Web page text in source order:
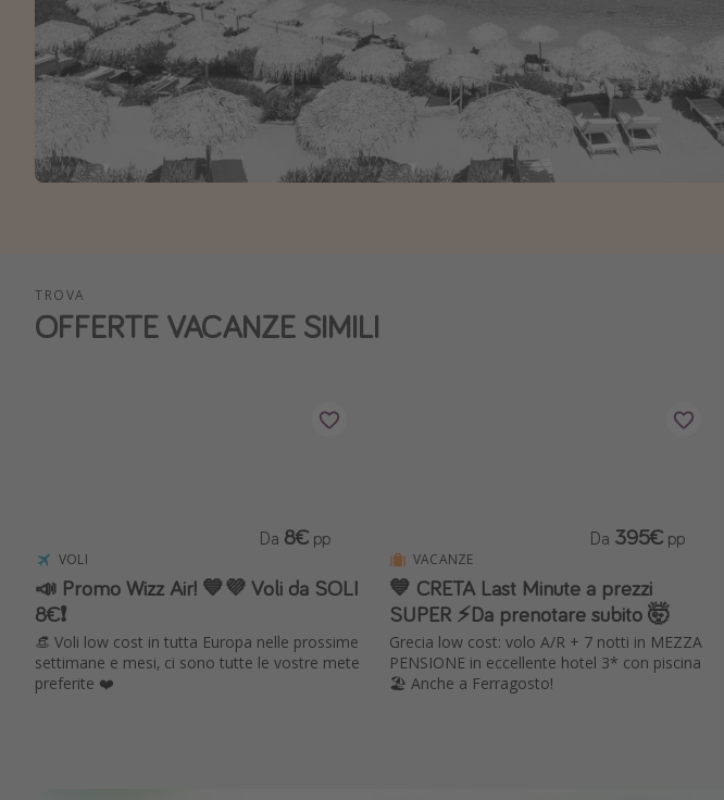
TROVA
OFFERTE VACANZE SIMILI
VOLI
📣 Promo Wizz Air! 💙💜 Voli da SOLI
8€❗️
👒 Voli low cost in tutta Europa nelle prossime
settimane e mesi, ci sono tutte le vostre mete
preferite ❤️
Da 8€ pp
VACANZE
💙 CRETA Last Minute a prezzi
SUPER ⚡️Da prenotare subito 🤯
Grecia low cost: volo A/R + 7 notti in MEZZA
PENSIONE in eccellente hotel 3* con piscina
🏖️ Anche a Ferragosto!
Da 395€ pp